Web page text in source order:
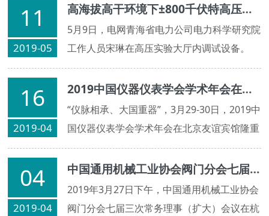
11
2019-05
高海拔高干环境下±800千伏特高压阀厅空气净距试验研究
5月9日，电网青海省电力公司电力科学研究院
工作人员宋琳在高压实验大厅内调试设备。
16
2019-04
2019中国仪器仪表学会学术年会在京隆重举办
“仪脉相承、大国重器”，3月29-30日，2019中
国仪器仪表学会学术年会在北京友谊宾馆隆重
召开，本次年会主题：量子化与智能化时代的
仪器与测量，来自仪器仪表、测量控制以及与
之交叉融合领域的600余位学术界、产业界的
代表参加会议。
04
2019-04
中国通用机械工业协会阀门分会七届三次常务理事会（扩大）会议在杭州召开
2019年3月27日下午，中国通用机械工业协会
阀门分会七届三次常务理事（扩大）会议在杭